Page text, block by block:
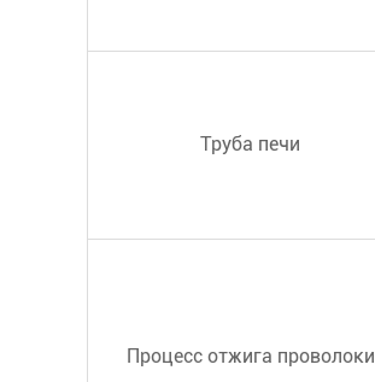
Труба печи
Процесс отжига проволоки